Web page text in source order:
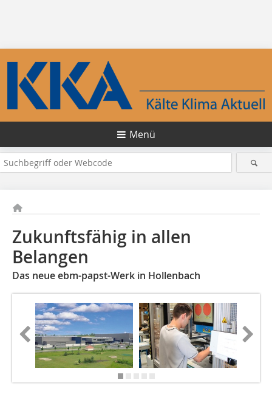
Menü
Zukunftsfähig in allen
Belangen
Das neue ebm-papst-Werk in Hollenbach